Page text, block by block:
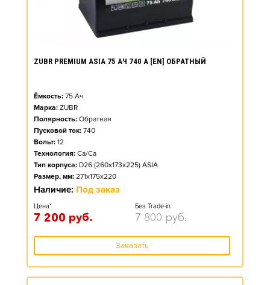
ZUBR PREMIUM ASIA 75 АЧ 740 А [EN] ОБРАТНЫЙ
Ёмкость: 75 Ач
Марка: ZUBR
Полярность: Обратная
Пусковой ток: 740
Вольт: 12
Технология: Ca/Ca
Тип корпуса: D26 (260x173x225) ASIA
Размер, мм: 271x175x220
Наличие: Под заказ
Цена*
7 200 руб.
Без Trade-in
7 800 руб.
Заказать